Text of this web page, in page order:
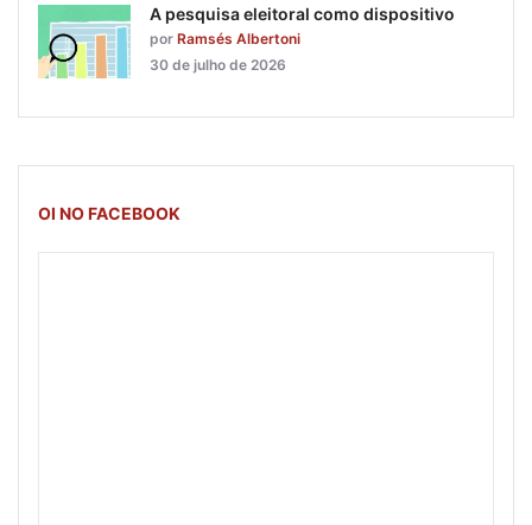
A pesquisa eleitoral como dispositivo
por Ramsés Albertoni
30 de julho de 2026
OI NO FACEBOOK